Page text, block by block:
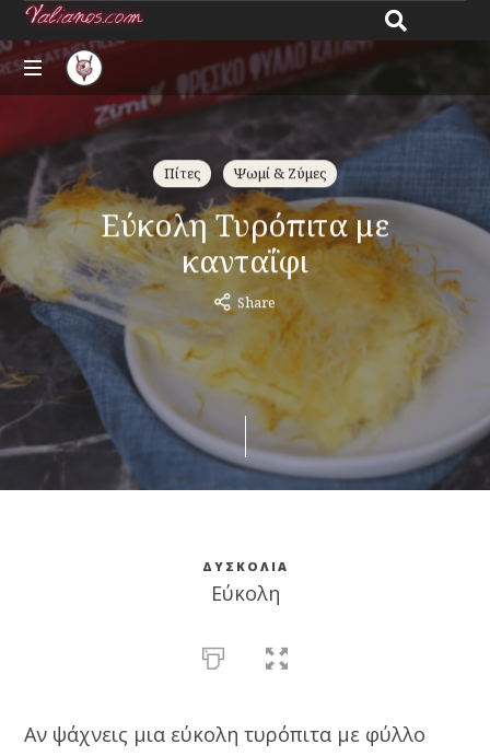
Giannos
about
recipes
Πίτες Ψωμί & Ζύμες
Εύκολη Τυρόπιτα με
κανταΐφι
Share
ΔΥΣΚΟΛΊΑ
Εύκολη
Αν ψάχνεις μια εύκολη τυρόπιτα με φύλλο